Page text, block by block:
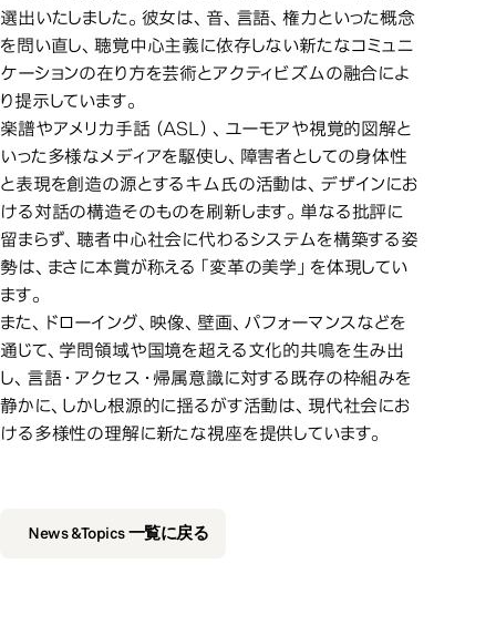
選出いたしました。彼女は、音、言語、権力といった概念
を問い直し、聴覚中心主義に依存しない新たなコミュニ
ケーションの在り方を芸術とアクティビズムの融合によ
り提示しています。
楽譜やアメリカ手話（ASL）、ユーモアや視覚的図解と
いった多様なメディアを駆使し、障害者としての身体性
と表現を創造の源とするキム氏の活動は、デザインにお
ける対話の構造そのものを刷新します。単なる批評に
留まらず、聴者中心社会に代わるシステムを構築する姿
勢は、まさに本賞が称える「変革の美学」を体現してい
ます。
また、ドローイング、映像、壁画、パフォーマンスなどを
通じて、学問領域や国境を超える文化的共鳴を生み出
し、言語・アクセス・帰属意識に対する既存の枠組みを
静かに、しかし根源的に揺るがす活動は、現代社会にお
ける多様性の理解に新たな視座を提供しています。
News &Topics 一覧に戻る